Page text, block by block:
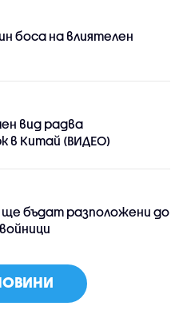
боса на влиятелен
вид радва
в Китай (ВИДЕО)
ще бъдат разположени до